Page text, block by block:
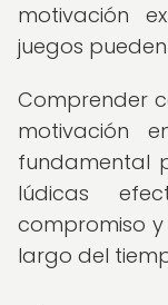
motivación
juegos
Comprender
motivación
fundamental
lúdicas
compromiso
largo del